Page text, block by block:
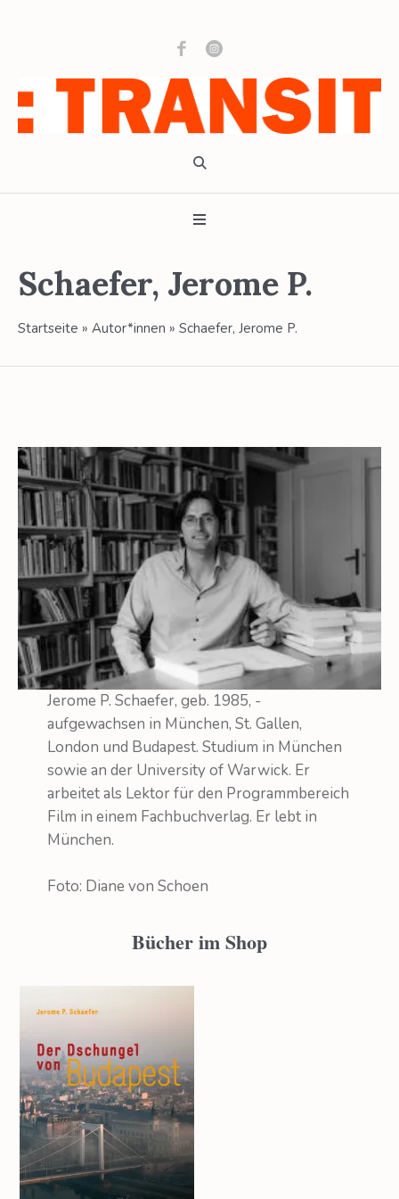
Schaefer, Jerome P.
Startseite » Autor*innen » Schaefer, Jerome P.
Jerome P. Schaefer, geb. 1985, ­
aufgewachsen in München, St. Gallen,
London und Budapest. Studium in München
sowie an der University of Warwick. Er
arbeitet als Lektor für den Programmbereich
Film in einem Fachbuchverlag. Er lebt in
München.
Foto: Diane von Schoen
Bücher im Shop